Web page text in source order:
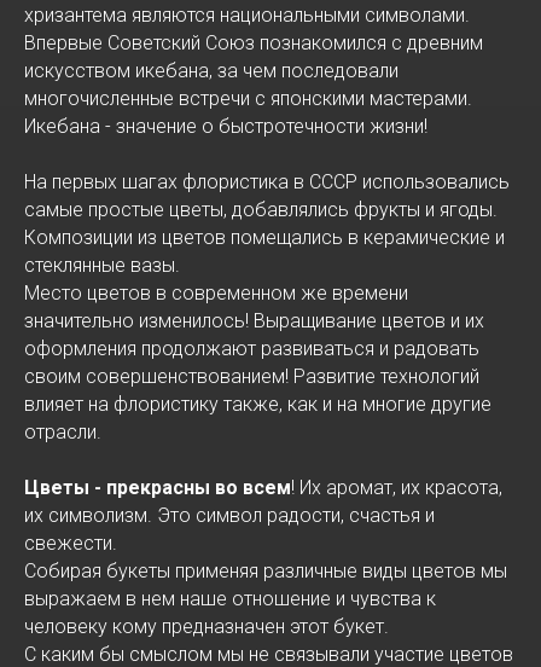
хризантема являются национальными символами.
Впервые Советский Союз познакомился с древним
искусством икебана, за чем последовали
многочисленные встречи с японскими мастерами.
Икебана - значение о быстротечности жизни!
На первых шагах флористика в СССР использовались
самые простые цветы, добавлялись фрукты и ягоды.
Композиции из цветов помещались в керамические и
стеклянные вазы.
Место цветов в современном же времени
значительно изменилось! Выращивание цветов и их
оформления продолжают развиваться и радовать
своим совершенствованием! Развитие технологий
влияет на флористику также, как и на многие другие
отрасли.
Цветы - прекрасны во всем! Их аромат, их красота,
их символизм. Это символ радости, счастья и
свежести.
Собирая букеты применяя различные виды цветов мы
выражаем в нем наше отношение и чувства к
человеку кому предназначен этот букет.
С каким бы смыслом мы не связывали участие цветов